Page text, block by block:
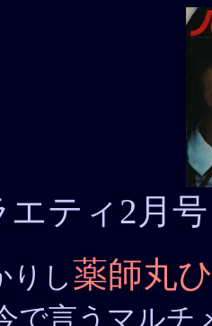
エティ2月
りし薬師丸
で言うマル